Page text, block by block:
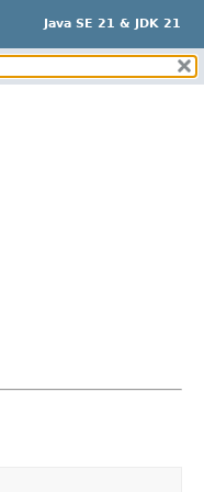
Java SE 21 & JDK 21